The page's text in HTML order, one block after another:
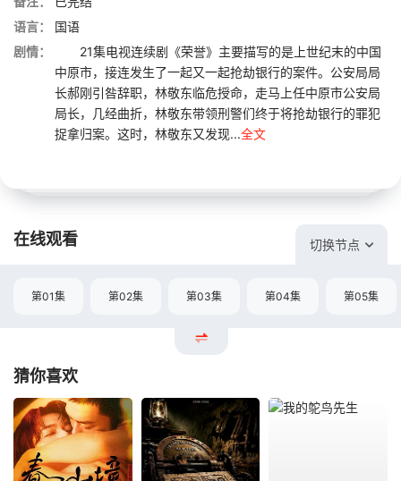
语言：
国语
剧情：
21集电视连续剧《荣誉》主要描写的是上世纪末的中国
中原市，接连发生了一起又一起抢劫银行的案件。公安局局
长郝刚引咎辞职，林敬东临危授命，走马上任中原市公安局
局长，几经曲折，林敬东带领刑警们终于将抢劫银行的罪犯
捉拿归案。这时，林敬东又发现...全文
在线观看 切换节点
第01集 第02集 第03集 第04集 第05集
猜你喜欢